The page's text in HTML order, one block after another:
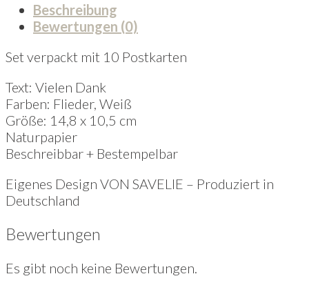
Beschreibung
Bewertungen (0)
Set verpackt mit 10 Postkarten
Text: Vielen Dank
Farben: Flieder, Weiß
Größe: 14,8 x 10,5 cm
Naturpapier
Beschreibbar + Bestempelbar
Eigenes Design VON SAVELIE – Produziert in
Deutschland
Bewertungen
Es gibt noch keine Bewertungen.